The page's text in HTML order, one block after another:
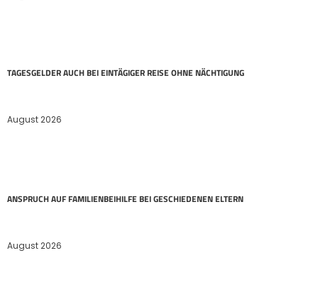
TAGESGELDER AUCH BEI EINTÄGIGER REISE OHNE NÄCHTIGUNG
August 2026
ANSPRUCH AUF FAMILIENBEIHILFE BEI GESCHIEDENEN ELTERN
August 2026